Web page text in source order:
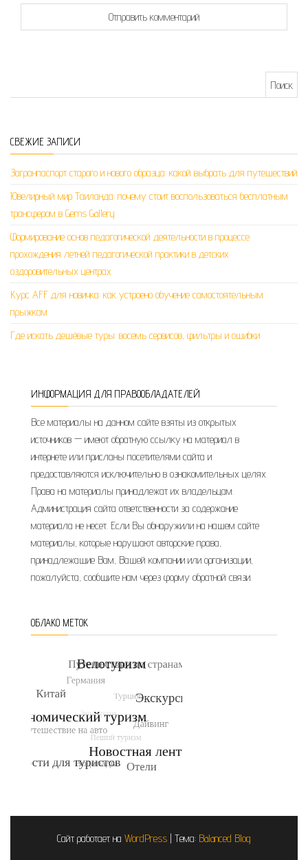
СВЕЖИЕ ЗАПИСИ
Загранпаспорт старого и нового образца: какой выбрать для путешествий
Ювелирный мир Таиланда: почему стоит воспользоваться бесплатным
трансфером в Gems Gallery
Формирование основ педагогической деятельности в процессе
прохождения летней педагогической практики в детских
оздоровительных центрах
Курс AFF для новичка: как устроено обучение самостоятельным
прыжкам
Где искать дешёвые туры: восемь сервисов, фильтры и ошибки
ИНФОРМАЦИЯ ДЛЯ ПРАВООБЛАДАТЕЛЕЙ
Все материалы на данном сайте взяты из открытых
источников — имеют обратную ссылку на материал в
интернете или присланы посетителями сайта и
предоставляются исключительно в ознакомительных целях.
Права на материалы принадлежат их владельцам.
Администрация сайта ответственности за содержание
материала не несет. Если Вы обнаружили на нашем сайте
материалы, которые нарушают авторские права,
принадлежащие Вам, Вашей компании или организации,
пожалуйста, сообщите нам через форму обратной связи.
ОБЛАКО МЕТОК
Сайт работает на WordPress | Тема: Balanced Blog